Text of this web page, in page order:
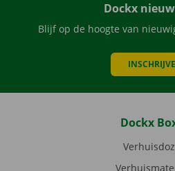
Dockx
Blijf op de hoogte van
Dockx